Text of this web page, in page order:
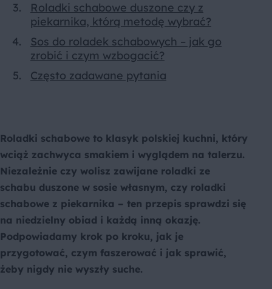
Roladki schabowe duszone czy z
piekarnika, którą metodę wybrać?
Sos do roladek schabowych – jak go
zrobić i czym wzbogacić?
Często zadawane pytania
Roladki schabowe to klasyk polskiej kuchni, który
wciąż zachwyca smakiem i wyglądem na talerzu.
Niezależnie czy wolisz zawijane roladki ze
schabu duszone w sosie własnym, czy roladki
schabowe z piekarnika – ten przepis sprawdzi się
na niedzielny obiad i każdą inną okazję.
Podpowiadamy krok po kroku, jak je
przygotować, czym faszerować i jak sprawić,
żeby nigdy nie wyszły suche.